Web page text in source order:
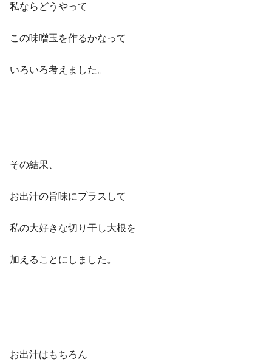
私ならどうやって
この味噌玉を作るかなって
いろいろ考えました。
その結果、
お出汁の旨味にプラス して
私の大好きな切り干し大根を
加えることにしました。
お出汁はもちろん